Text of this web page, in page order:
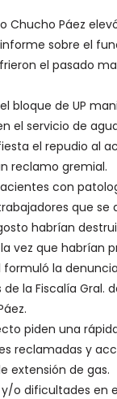
Chucho Páez
sobre el
el pasado
bloque de UP
el servicio de
el repudio al
reclamo gremial.
con
que
habrían
vez que habrían
la
la Fiscalía Gral.
piden una
reclamadas y
extensión de gas.
o dificultades en